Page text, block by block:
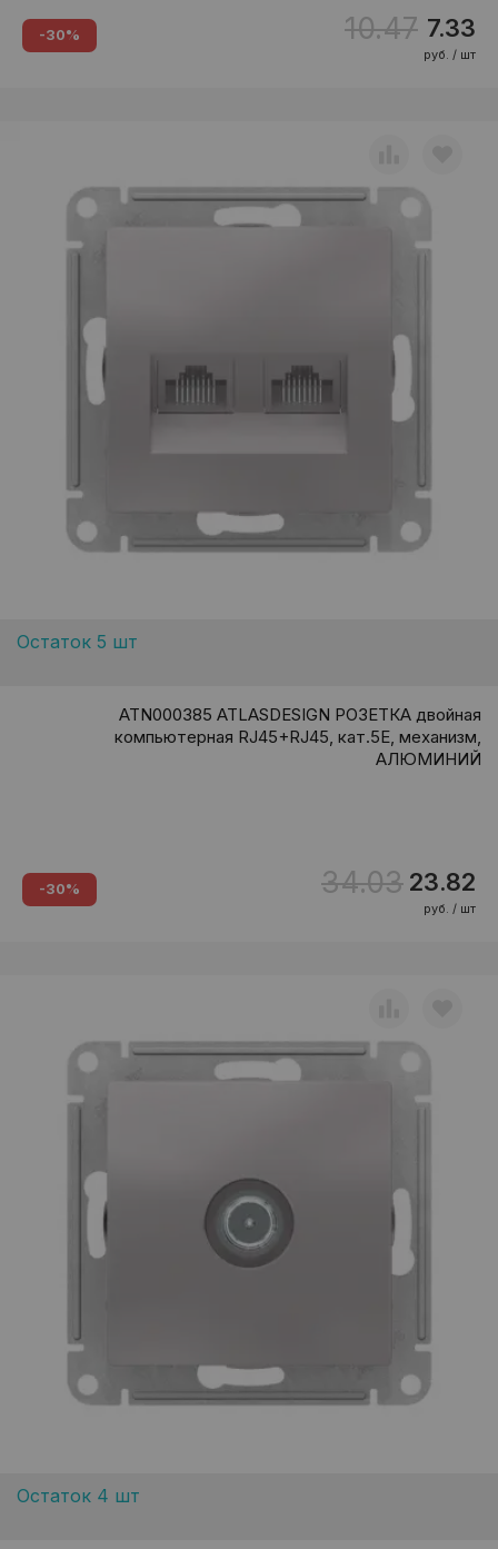
-30% 10.47 7.33
руб. / шт
Остаток 5 шт
ATN000385 ATLASDESIGN РОЗЕТКА двойная
компьютерная RJ45+RJ45, кат.5E, механизм,
АЛЮМИНИЙ
-30% 34.03 23.82
руб. / шт
Остаток 4 шт